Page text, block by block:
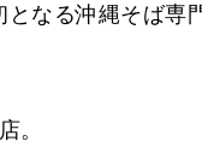
なる沖縄そば専
。